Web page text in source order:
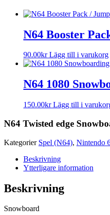
N64 Booster
90.00kr Lägg till i varukorg
N64 1080
150.00kr Lägg till i
N64 Twisted edge
Kategorier Spel (N64), Nintendo
Beskrivning
Ytterligare information
Beskrivning
Snowboard